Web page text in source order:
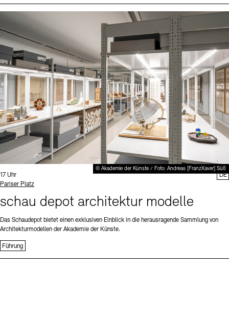
© Akademie der Künste / Foto: Andreas [FranzXaver] Süß
Uhrzeit:
17 Uhr
Standort
Pariser Platz
schau depot architektur modelle
Das Schaudepot bietet einen exklusiven Einblick in die herausragende Sammlung von
Architekturmodellen der Akademie der Künste.
Führung
DE